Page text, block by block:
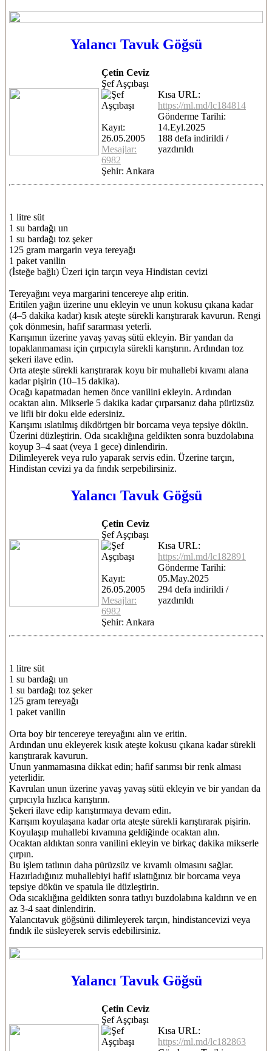
Yalancı Tavuk Göğsü
Çetin Ceviz
Şef Aşçıbaşı
Kayıt:
26.05.2005
Mesajlar:
6982
Şehir: Ankara
Kısa URL:
https://ml.md/lc184814
Gönderme Tarihi:
14.Eyl.2025
188 defa indirildi /
yazdırıldı
1 litre süt
1 su bardağı un
1 su bardağı toz şeker
125 gram margarin veya tereyağı
1 paket vanilin
(İsteğe bağlı) Üzeri için tarçın veya Hindistan cevizi
Tereyağını veya margarini tencereye alıp eritin.
Eritilen yağın üzerine unu ekleyin ve unun kokusu çıkana kadar
(4–5 dakika kadar) kısık ateşte sürekli karıştırarak kavurun. Rengi
çok dönmesin, hafif sararması yeterli.
Karışımın üzerine yavaş yavaş sütü ekleyin. Bir yandan da
topaklanmaması için çırpıcıyla sürekli karıştırın. Ardından toz
şekeri ilave edin.
Orta ateşte sürekli karıştırarak koyu bir muhallebi kıvamı alana
kadar pişirin (10–15 dakika).
Ocağı kapatmadan hemen önce vanilini ekleyin. Ardından
ocaktan alın. Mikserle 5 dakika kadar çırparsanız daha pürüzsüz
ve lifli bir doku elde edersiniz.
Karışımı ıslatılmış dikdörtgen bir borcama veya tepsiye dökün.
Üzerini düzleştirin. Oda sıcaklığına geldikten sonra buzdolabına
koyup 3–4 saat (veya 1 gece) dinlendirin.
Dilimleyerek veya rulo yaparak servis edin. Üzerine tarçın,
Hindistan cevizi ya da fındık serpebilirsiniz.
Yalancı Tavuk Göğsü
Çetin Ceviz
Şef Aşçıbaşı
Kayıt:
26.05.2005
Mesajlar:
6982
Şehir: Ankara
Kısa URL:
https://ml.md/lc182891
Gönderme Tarihi:
05.May.2025
294 defa indirildi /
yazdırıldı
1 litre süt
1 su bardağı un
1 su bardağı toz şeker
125 gram tereyağı
1 paket vanilin
Orta boy bir tencereye tereyağını alın ve eritin.
Ardından unu ekleyerek kısık ateşte kokusu çıkana kadar sürekli
karıştırarak kavurun.
Unun yanmamasına dikkat edin; hafif sarımsı bir renk alması
yeterlidir.
Kavrulan unun üzerine yavaş yavaş sütü ekleyin ve bir yandan da
çırpıcıyla hızlıca karıştırın.
Şekeri ilave edip karıştırmaya devam edin.
Karışım koyulaşana kadar orta ateşte sürekli karıştırarak pişirin.
Koyulaşıp muhallebi kıvamına geldiğinde ocaktan alın.
Ocaktan aldıktan sonra vanilini ekleyin ve birkaç dakika mikserle
çırpın.
Bu işlem tatlının daha pürüzsüz ve kıvamlı olmasını sağlar.
Hazırladığınız muhallebiyi hafif ıslattığınız bir borcama veya
tepsiye dökün ve spatula ile düzleştirin.
Oda sıcaklığına geldikten sonra tatlıyı buzdolabına kaldırın ve en
az 3-4 saat dinlendirin.
Yalancıtavuk göğsünü dilimleyerek tarçın, hindistancevizi veya
fındık ile süsleyerek servis edebilirsiniz.
Yalancı Tavuk Göğsü
Çetin Ceviz
Şef Aşçıbaşı
Kısa URL:
https://ml.md/lc182863